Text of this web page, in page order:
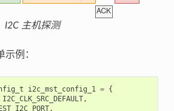
I2C 主机探测
例：
i2c_mst_config_1 = {
I2C_CLK_SRC_DEFAULT,
,